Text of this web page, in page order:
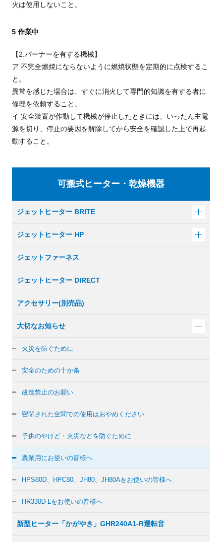
火は使用しないこと。
5 作業中
【2.バーナーを有する機械】
ア 不完全燃焼にならないように燃焼状態を定期的に点検するこ
と。
異常を感じた場合は、すぐに消火して専門的知識を有する者に
修理を依頼すること。
イ 安全装置が作動して機械が停止したときには、いったん主電
源を切り、停止の要因を解除してから安全を確認した上で再起
動すること。
可搬式ヒーター・乾燥機器
ジェットヒーター BRITE
ジェットヒーター HP
ジェットファーネス
ジェットヒーター DIRECT
アクセサリー(別売品)
大切なお知らせ
火災を防ぐために
安全のための十か条
改造禁止のお願い
密閉された空間での使用はおやめください
子供のやけど・火災などを防ぐために
農業用にお使いの皆様へ
HPS80D、HPC80、JH80、JH80Aをお使いの皆様へ
HR330D-Lをお使いの皆様へ
新型ヒーター「かがやき」GHR240A1-R運転音